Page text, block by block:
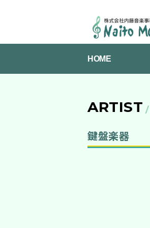
NAITO
ENTERPRISES
HOME
ARTIST
鍵盤楽器